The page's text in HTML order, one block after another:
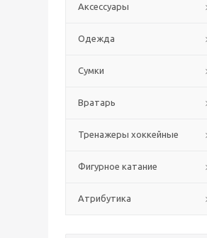
Аксессуары
Одежда
Сумки
Вратарь
Тренажеры хоккейные
Фигурное катание
Атрибутика